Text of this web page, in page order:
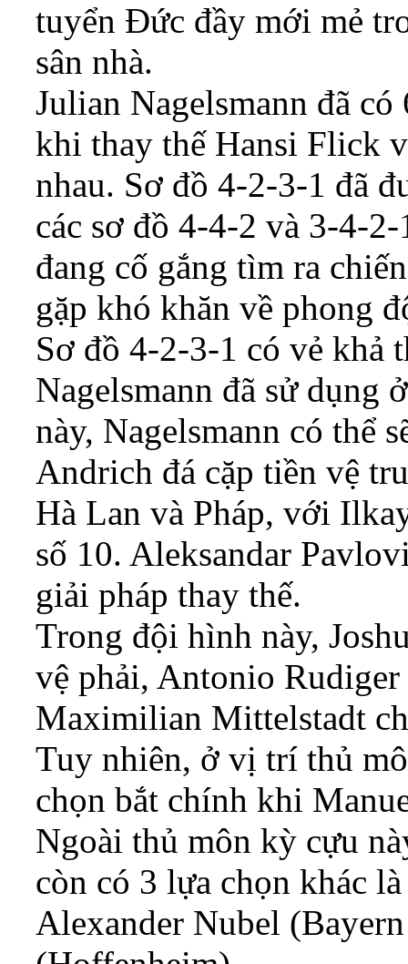
tuyển Đức đầy mới mẻ
sân nhà.
Julian Nagelsmann đã
khi thay thế Hansi Flick
nhau. Sơ đồ 4-2-3-1 đã
các sơ đồ 4-4-2 và 3-4-
đang cố gắng tìm ra
gặp khó khăn về phong
Sơ đồ 4-2-3-1 có vẻ khả
Nagelsmann đã sử dụng
này, Nagelsmann có thể
Andrich đá cặp tiền vệ
Hà Lan và Pháp, với
số 10. Aleksandar
giải pháp thay thế.
Trong đội hình này,
vệ phải, Antonio Rudiger
Maximilian Mittelstadt
Tuy nhiên, ở vị trí thủ
chọn bắt chính khi
Ngoài thủ môn kỳ cựu
còn có 3 lựa chọn khác
Alexander Nubel